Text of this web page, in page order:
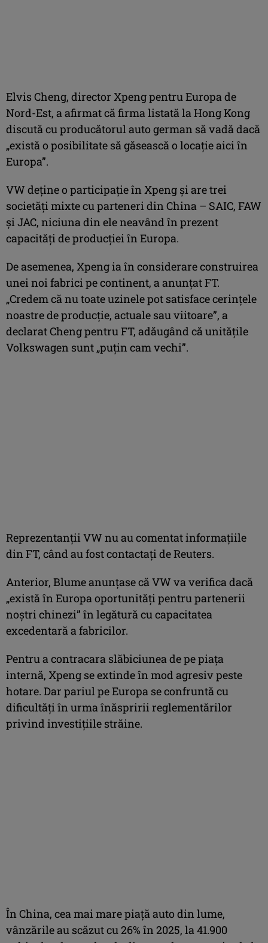
Elvis Cheng, director Xpeng pentru Europa de
Nord-Est, a afirmat că firma listată la Hong Kong
discută cu producătorul auto german să vadă dacă
„există o posibilitate să găsească o locaţie aici în
Europa”.
VW deţine o participaţie în Xpeng şi are trei
societăţi mixte cu parteneri din China – SAIC, FAW
şi JAC, niciuna din ele neavând în prezent
capacităţi de producţiei în Europa.
De asemenea, Xpeng ia în considerare construirea
unei noi fabrici pe continent, a anunţat FT.
„Credem că nu toate uzinele pot satisface cerinţele
noastre de producţie, actuale sau viitoare”, a
declarat Cheng pentru FT, adăugând că unităţile
Volkswagen sunt „puţin cam vechi”.
Reprezentanţii VW nu au comentat informaţiile
din FT, când au fost contactaţi de Reuters.
Anterior, Blume anunţase că VW va verifica dacă
„există în Europa oportunităţi pentru partenerii
noştri chinezi” în legătură cu capacitatea
excedentară a fabricilor.
Pentru a contracara slăbiciunea de pe piaţa
internă, Xpeng se extinde în mod agresiv peste
hotare. Dar pariul pe Europa se confruntă cu
dificultăţi în urma înăspririi reglementărilor
privind investiţiile străine.
În China, cea mai mare piaţă auto din lume,
vânzările au scăzut cu 26% în 2025, la 41.900